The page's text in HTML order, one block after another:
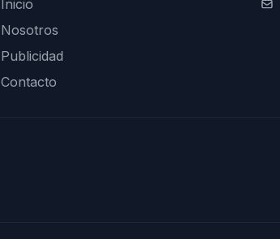
Inicio
Nosotros
Publicidad
Contacto